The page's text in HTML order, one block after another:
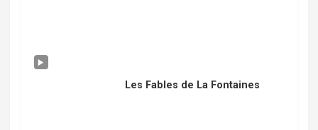
Les Fables de La Fontaines